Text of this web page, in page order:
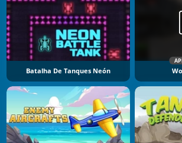
Batalha De Tanques Neón